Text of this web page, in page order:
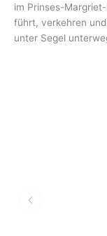
im Prinses-
führt, verkehren
unter Segel